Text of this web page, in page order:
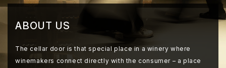
ABOUT US
The cellar door is that special place in a winery where
winemakers connect directly with the consumer – a place